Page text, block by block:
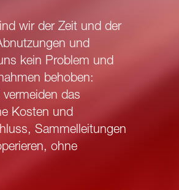
wir der Zeit und der
und
kein Problem und
behoben:
das
Kosten und
Sammelleitungen
ohne